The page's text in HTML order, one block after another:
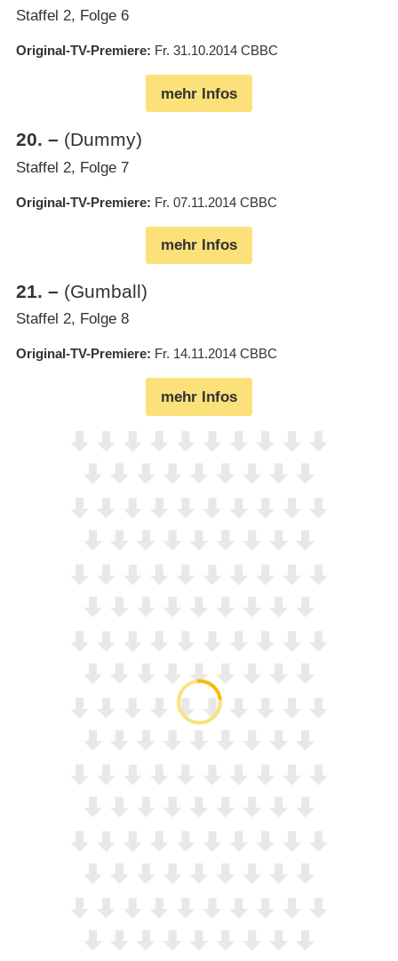
Staffel 2, Folge 6
Original-TV-Premiere Fr. 31.10.2014 CBBC
mehr Infos
20. – (Dummy)
Staffel 2, Folge 7
Original-TV-Premiere Fr. 07.11.2014 CBBC
mehr Infos
21. – (Gumball)
Staffel 2, Folge 8
Original-TV-Premiere Fr. 14.11.2014 CBBC
mehr Infos